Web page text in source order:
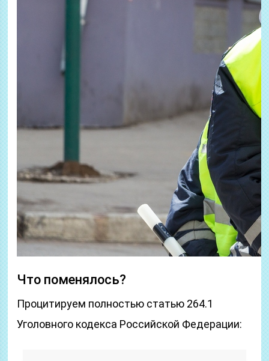
Что поменялось?
Процитируем полностью статью 264.1
Уголовного кодекса Российской Федерации: